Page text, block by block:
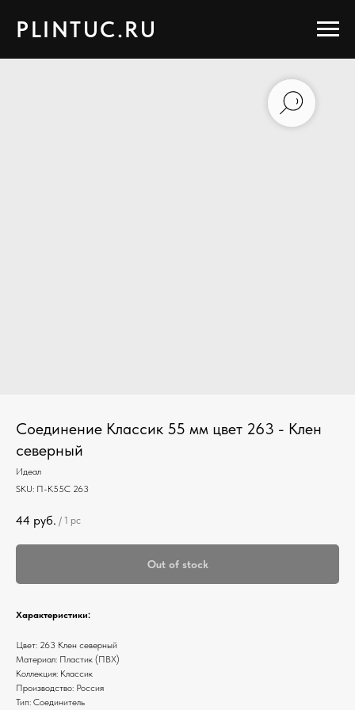
PLINTUC.RU
Соединение Классик 55 мм цвет 263 - Клен
северный
Идеал
SKU: П-К55С 263
44 руб. / 1 pc
Out of stock
Характеристики:
Цвет: 263 Клен северный
Материал: Пластик (ПВХ)
Коллекция: Классик
Производство: Россия
Тип: Соединитель